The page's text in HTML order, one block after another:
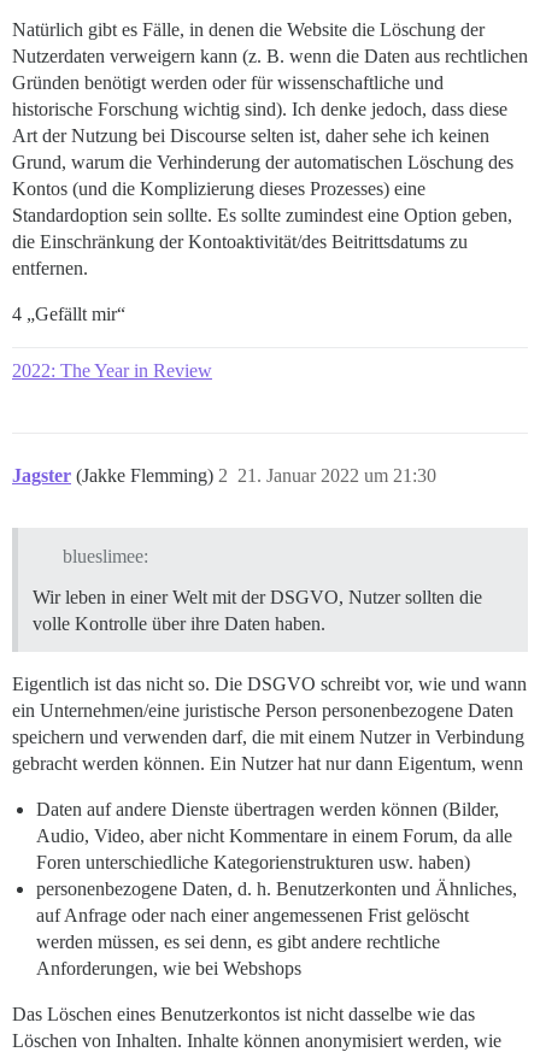
Natürlich gibt es Fälle, in denen die Website die Löschung der
Nutzerdaten verweigern kann (z. B. wenn die Daten aus rechtlichen
Gründen benötigt werden oder für wissenschaftliche und
historische Forschung wichtig sind). Ich denke jedoch, dass diese
Art der Nutzung bei Discourse selten ist, daher sehe ich keinen
Grund, warum die Verhinderung der automatischen Löschung des
Kontos (und die Komplizierung dieses Prozesses) eine
Standardoption sein sollte. Es sollte zumindest eine Option geben,
die Einschränkung der Kontoaktivität/des Beitrittsdatums zu
entfernen.
4 „Gefällt mir“
2022: The Year in Review
Jagster (Jakke Flemming) 21. Januar 2022 um 21:30
2
blueslimee:
Wir leben in einer Welt mit der DSGVO, Nutzer sollten die
volle Kontrolle über ihre Daten haben.
Eigentlich ist das nicht so. Die DSGVO schreibt vor, wie und wann
ein Unternehmen/eine juristische Person personenbezogene Daten
speichern und verwenden darf, die mit einem Nutzer in Verbindung
gebracht werden können. Ein Nutzer hat nur dann Eigentum, wenn
Daten auf andere Dienste übertragen werden können (Bilder,
Audio, Video, aber nicht Kommentare in einem Forum, da alle
Foren unterschiedliche Kategorienstrukturen usw. haben)
personenbezogene Daten, d. h. Benutzerkonten und Ähnliches,
auf Anfrage oder nach einer angemessenen Frist gelöscht
werden müssen, es sei denn, es gibt andere rechtliche
Anforderungen, wie bei Webshops
Das Löschen eines Benutzerkontos ist nicht dasselbe wie das
Löschen von Inhalten. Inhalte können anonymisiert werden, wie